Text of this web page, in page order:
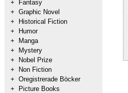
+
Fantasy
+ Graphic Novel
+
Historical Fiction
+
Humor
+
Manga
+
Mystery
+
Nobel Prize
+
Non Fiction
+ Oregistrerade Böcker
+
Picture Books